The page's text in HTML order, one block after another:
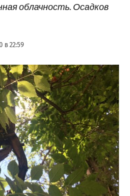
облачность. Осадков
в 22:59